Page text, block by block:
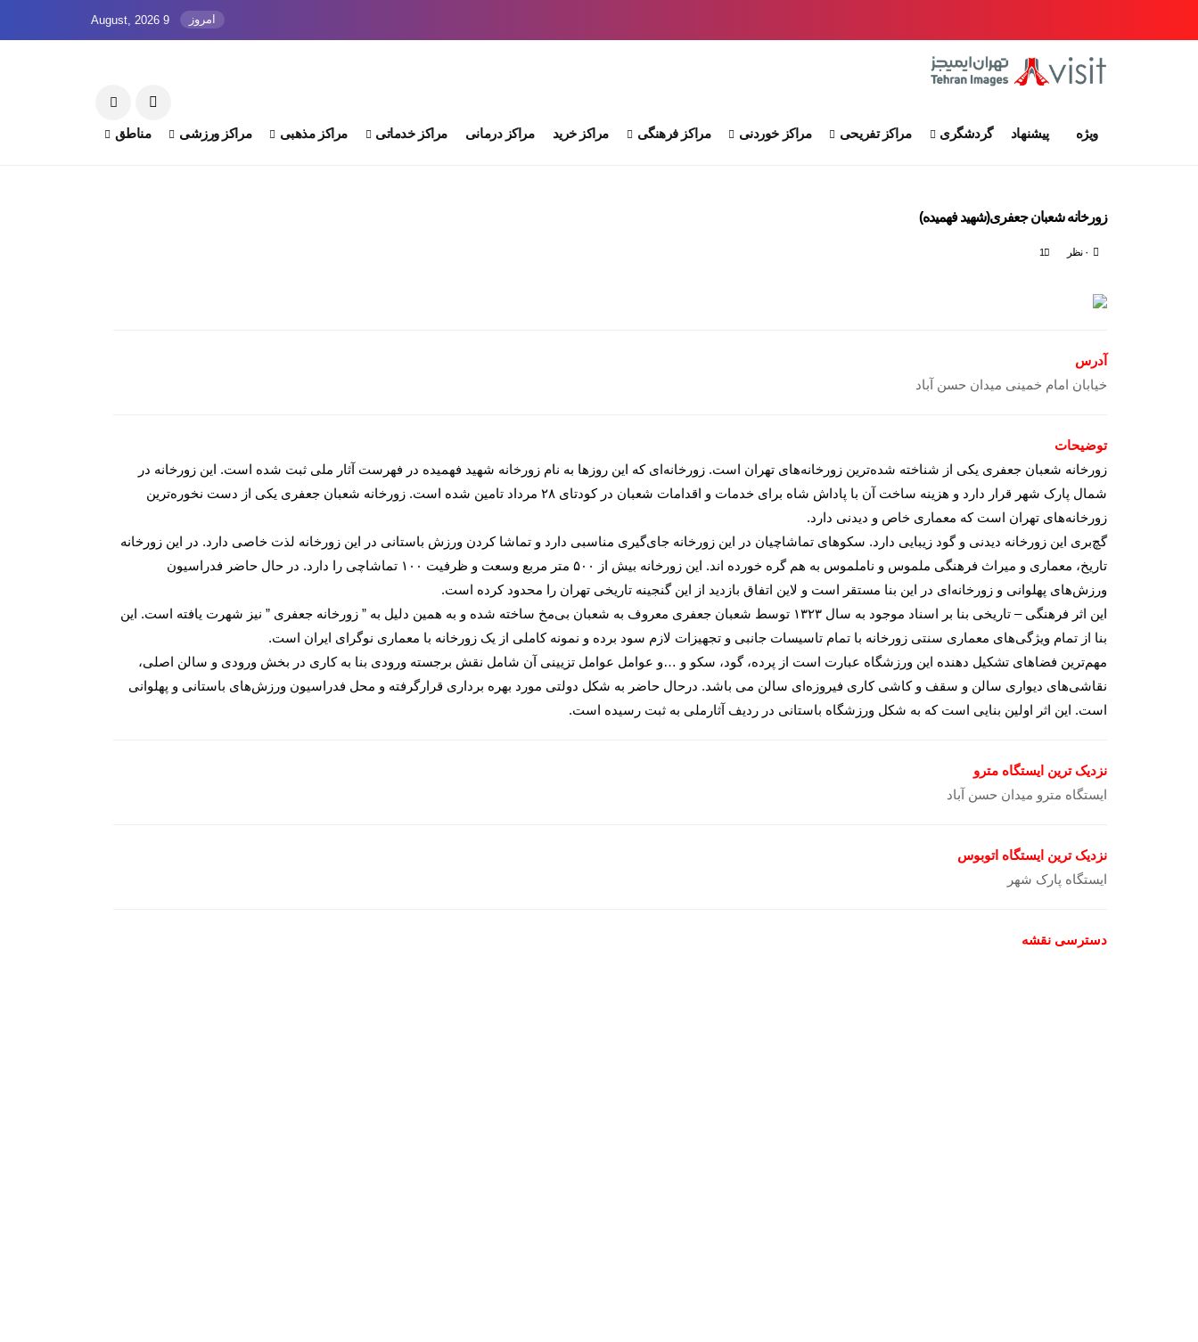
امروز 9 August, 2026
ویژه پیشنهاد گردشگری مراکز تفریحی مراکز خوردنی مراکز فرهنگی مراکز خرید مراکز درمانی مراکز خدماتی مراکز مذهبی مراکز ورزشی مناطق
زورخانه شعبان جعفری(شهید فهمیده)
۰ نظر 1
آدرس
خیابان امام خمینی میدان حسن آباد
توضیحات
زورخانه شعبان جعفری یکی از شناخته شده‌ترین زورخانه‌های تهران است. زورخانه‌ای که این روزها به نام زورخانه شهید فهمیده در فهرست آثار ملی ثبت شده است. این زورخانه در
شمال پارک شهر قرار دارد و هزینه ساخت آن با پاداش شاه برای خدمات و اقدامات شعبان در کودتای ۲۸ مرداد تامین شده است. زورخانه شعبان جعفری یکی از دست نخوره‌ترین
زورخانه‌های تهران است که معماری خاص و دیدنی دارد.
گچ‌بری این زورخانه دیدنی و گود زیبایی دارد. سکوهای تماشاچیان در این زورخانه جای‌گیری مناسبی دارد و تماشا کردن ورزش باستانی در این زورخانه لذت خاصی دارد. در این زورخانه
تاریخ، معماری و میراث فرهنگی ملموس و ناملموس به هم گره خورده اند. این زورخانه بیش از ۵۰۰ متر مربع وسعت و ظرفیت ۱۰۰ تماشاچی را دارد. در حال حاضر فدراسیون
ورزش‌های پهلوانی و زورخانه‌ای در این بنا مستقر است و لاین اتفاق بازدید از این گنجینه تاریخی تهران را محدود کرده است.
این اثر فرهنگی – تاریخی بنا بر اسناد موجود به سال ۱۳۲۳ توسط شعبان جعفری معروف به شعبان بی‌مخ ساخته شده و به همین دلیل به ” زورخانه جعفری ” نیز شهرت یافته است. این
بنا از تمام ویژگی‌های معماری سنتی زورخانه با تمام تاسیسات جانبی و تجهیزات لازم سود برده و نمونه کاملی از یک زورخانه با معماری نوگرای ایران است.
مهم‌ترین فضاهای تشکیل دهنده این ورزشگاه عبارت است از پرده، گود، سکو و …و عوامل عوامل تزیینی آن شامل نقش برجسته ورودی بنا به کاری در بخش ورودی و سالن اصلی،
نقاشی‌های دیواری سالن و سقف و کاشی کاری فیروزه‌ای سالن می باشد. درحال حاضر به شکل دولتی مورد بهره برداری قرارگرفته و محل فدراسیون ورزش‌های باستانی و پهلوانی
است. این اثر اولین بنایی است که به شکل ورزشگاه باستانی در ردیف آثارملی به ثبت رسیده است.
نزدیک ترین ایستگاه مترو
ایستگاه مترو میدان حسن آباد
نزدیک ترین ایستگاه اتوبوس
ایستگاه پارک شهر
دسترسی نقشه